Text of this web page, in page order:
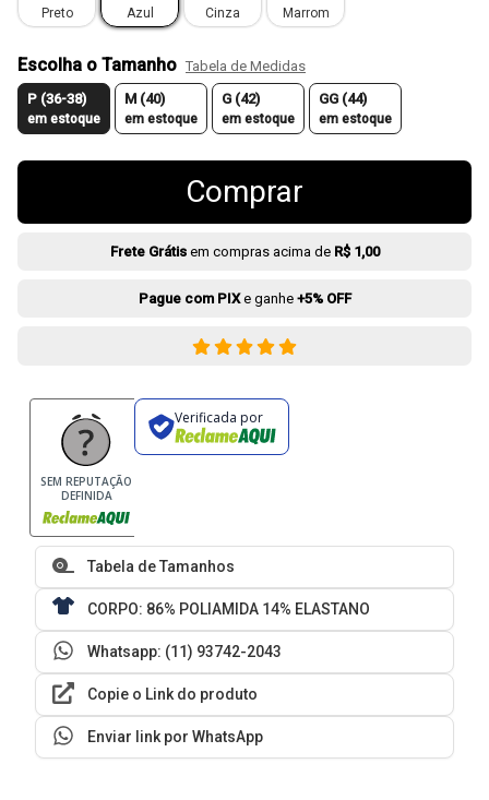
Preto Azul Cinza Marrom
Escolha o Tamanho Tabela de Medidas
P (36-38)
em estoque
M (40)
em estoque
G (42)
em estoque
GG (44)
em estoque
Comprar
Frete Grátisem compras acima de R$ 1,00
Pague com PIXe ganhe +5% OFF
SEM REPUTAÇÃO
DEFINIDA
Verificada por
Tabela de Tamanhos
CORPO: 86% POLIAMIDA 14% ELASTANO
Whatsapp: (11) 93742-2043
Copie o Link do produto
Enviar link por WhatsApp